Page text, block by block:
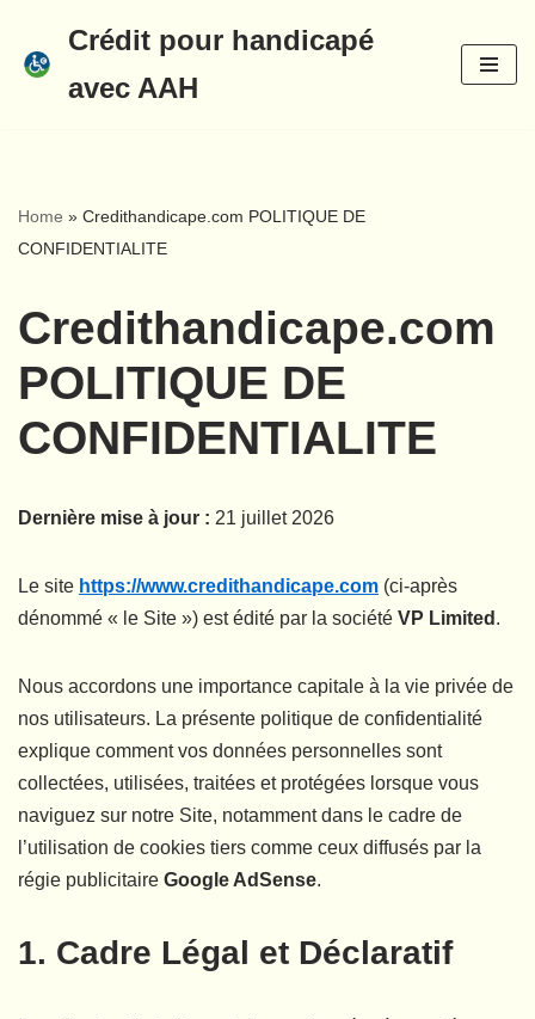
Aller
Crédit pour handicapé
avec AAH
Home » Credithandicape.com POLITIQUE DE
CONFIDENTIALITE
Credithandicape.com
POLITIQUE DE
CONFIDENTIALITE
Dernière mise à jour : 21 juillet 2026
Le site https://www.credithandicape.com (ci-après
dénommé « le Site ») est édité par la société VP Limited .
Nous accordons une importance capitale à la vie privée de
nos utilisateurs. La présente politique de confidentialité
explique comment vos données personnelles sont
collectées, utilisées, traitées et protégées lorsque vous
naviguez sur notre Site, notamment dans le cadre de
l’utilisation de cookies tiers comme ceux diffusés par la
régie publicitaire Google AdSense.
1. Cadre Légal et Déclaratif